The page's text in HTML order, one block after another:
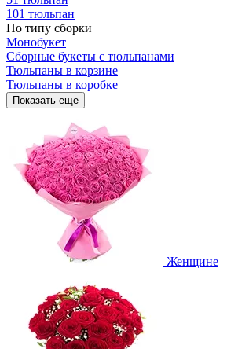
101 тюльпан
По типу сборки
Монобукет
Сборные букеты с тюльпанами
Тюльпаны в корзине
Тюльпаны в коробке
Показать еще
Женщине